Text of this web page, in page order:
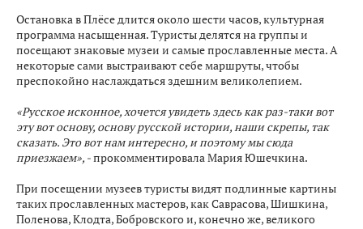
Остановка в Плёсе длится около шести часов, культурная
программа насыщенная. Туристы делятся на группы и
посещают знаковые музеи и самые прославленные места. А
некоторые сами выстраивают себе маршруты, чтобы
преспокойно наслаждаться здешним великолепием.
«Русское исконное, хочется увидеть здесь как раз-таки вот
эту вот основу, основу русской истории, наши скрепы, так
сказать. Это вот нам интересно, и поэтому мы сюда
приезжаем», -прокомментировала Мария Юшечкина.
При посещении музеев туристы видят подлинные картины
таких прославленных мастеров, как Саврасова, Шишкина,
Поленова, Клодта, Бобровского и, конечно же, великого